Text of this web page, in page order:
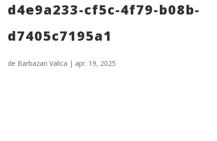
d4e9a233-cf5c-4f79-b08b-
d7405c7195a1
de Barbazan Valica | apr. 19, 2025